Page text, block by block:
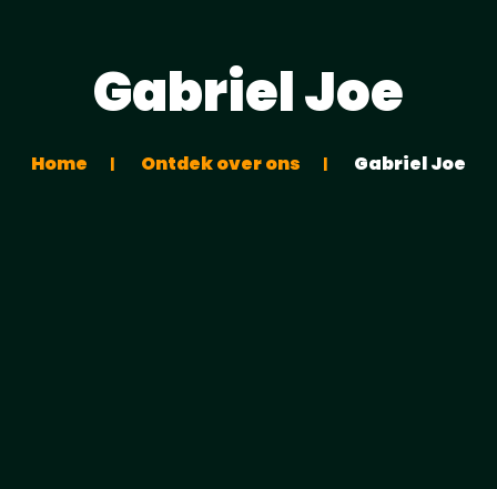
Gabriel Joe
Home Ontdek over ons Gabriel Joe